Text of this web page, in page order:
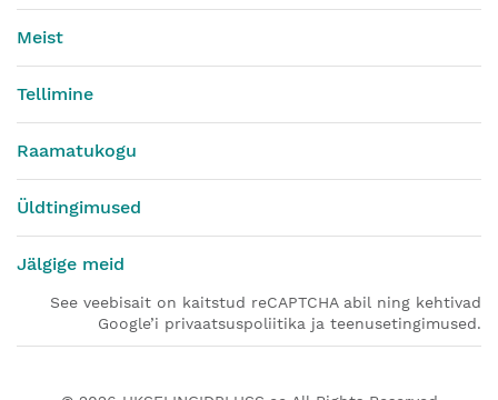
Meist
Tellimine
Raamatukogu
Üldtingimused
Jälgige meid
See veebisait on kaitstud reCAPTCHA abil ning kehtivad
Google’i privaatsuspoliitika ja teenusetingimused.